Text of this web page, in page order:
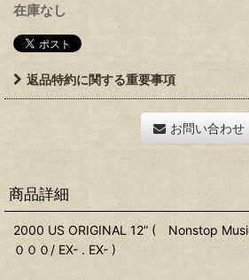
在庫なし
返品特約に関する重要事項
お問い合わせ
商品詳細
2000 US ORIGINAL 12” ( Nonstop
０００/ EX- . EX- )